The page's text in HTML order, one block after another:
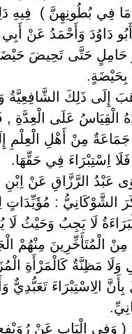
فِي بُطُونِهِنَّ ) ‏ ‏فِيهِ
دَاوُدَ وَأَحْمَدُ عَنْ
حَامِلٍ حَتَّى تَحِيضَ
بِحَيْضَةٍ.
إِلَى ذَلِكَ الشَّافِعِيَّةُ
الْقِيَاسُ عَلَى الْعِدَّةِ ,
مِنْ أَهْلِ الْعِلْمِ
اِسْتِبْرَاءَ فِي حَقِّهَا.
عَبْدُ الرَّزَّاقِ عَنْ اِبْنِ
الشَّوْكَانِيُّ : مُؤَيِّدَاتٍ
لَا يَجِبُ وَحَيْثُ
الْمُتَأَخِّرِينَ مِنْهُمْ
وَلَا مَظِنَّةٌ كَالْمَرْأَةِ
بِأَنَّ الِاسْتِبْرَاءَ
( وَفِي الْبَابِ عَنْ